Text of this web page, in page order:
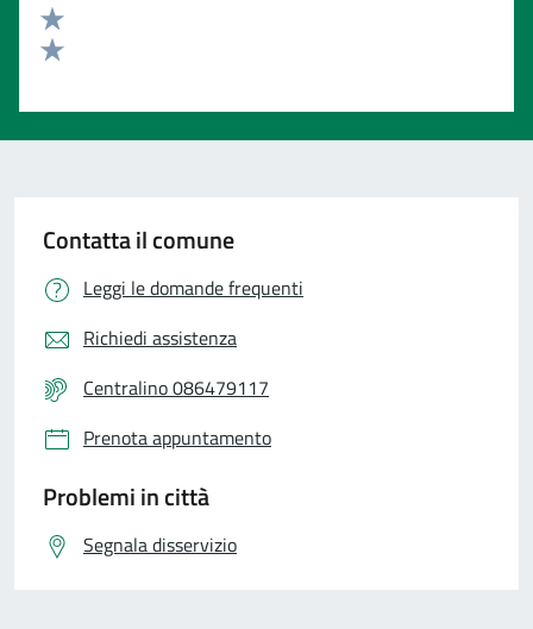
Valuta 3 stelle su 5
Valuta 2 stelle su 5
Contatta il comune
Leggi le domande frequenti
Richiedi assistenza
Centralino 086479117
Prenota appuntamento
Problemi in città
Segnala disservizio